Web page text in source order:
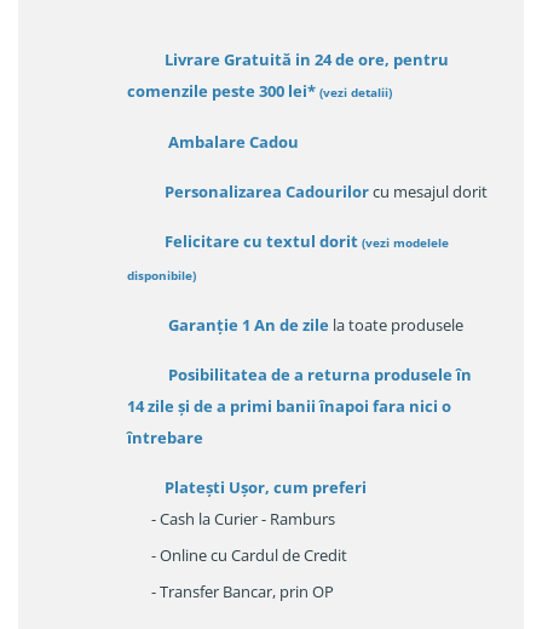
Livrare Gratuită in 24 de ore, pentru
comenzile peste 300 lei* (vezi detalii)
Ambalare Cadou
Personalizarea Cadourilorcu mesajul dorit
Felicitare cu textul dorit (vezi modelele
disponibile)
Garanție 1 An de zile la toate produsele
Posibilitatea de a returna produsele în
14 zileși de a primi banii înapoi fara nici o
întrebare
Platești Ușor, cum preferi
- Cash la Curier - Ramburs
- Online cu Cardul de Credit
- Transfer Bancar, prin OP